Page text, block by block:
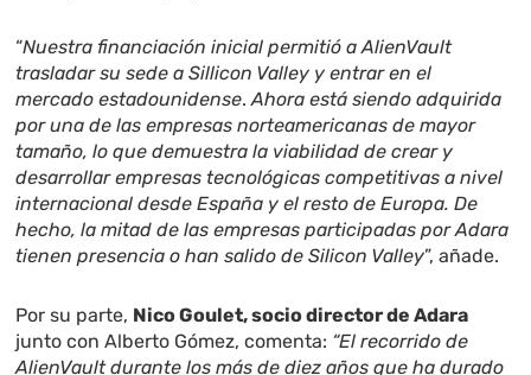
“Nuestra financiación inicial permitió a AlienVault
trasladar su sede a Sillicon Valley y entrar en el
mercado estadounidense. Ahora está siendo adquirida
por una de las empresas norteamericanas de mayor
tamaño, lo que demuestra la viabilidad de crear y
desarrollar empresas tecnológicas competitivas a nivel
internacional desde España y el resto de Europa. De
hecho, la mitad de las empresas participadas por Adara
tienen presencia o han salido de Silicon Valley”, añade.
Por su parte, Nico Goulet, socio director de Adara
junto con Alberto Gómez, comenta: “El recorrido de
AlienVault durante los más de diez años que ha durado